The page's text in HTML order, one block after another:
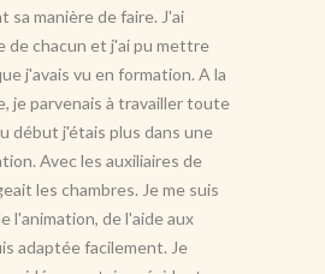
sa manière de faire. J'ai
de chacun et j'ai pu mettre
j'avais vu en formation. A la
je parvenais à travailler toute
début j'étais plus dans une
Avec les auxiliaires de
les chambres. Je me suis
l'animation, de l'aide aux
adaptée facilement. Je